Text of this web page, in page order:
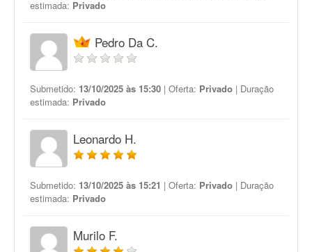
estimada: Privado
Pedro Da C.
Submetido: 13/10/2025 às 15:30 | Oferta: Privado | Duração
estimada: Privado
Leonardo H.
Submetido: 13/10/2025 às 15:21 | Oferta: Privado | Duração
estimada: Privado
Murilo F.